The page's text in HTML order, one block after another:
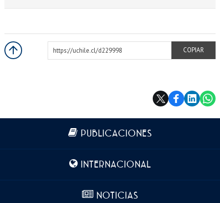
https://uchile.cl/d229998
COPIAR
Más información
PUBLICACIONES
INTERNACIONAL
NOTICIAS